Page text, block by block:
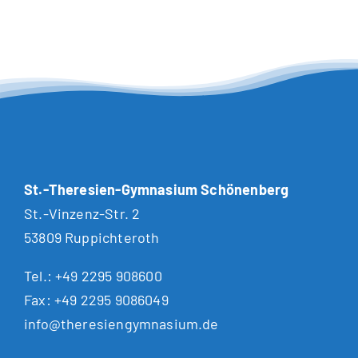
St.-Theresien-Gymnasium Schönenberg
St.-Vinzenz-Str. 2
53809 Ruppichteroth
Tel.:+49 2295 908600
Fax: +49 2295 9086049
info@theresiengymnasium.de